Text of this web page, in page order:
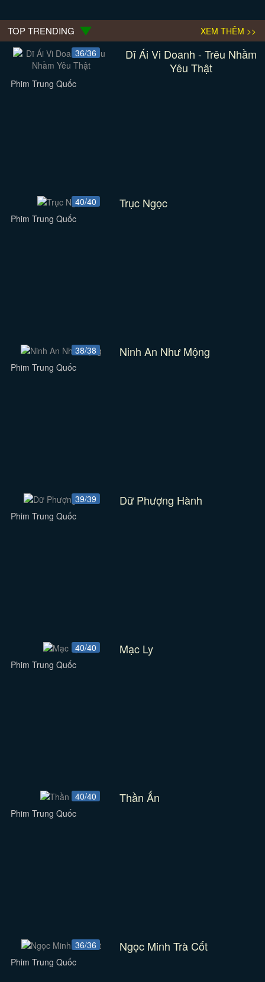
TOP TRENDING
XEM THÊM >>
36/36
Dĩ Ái Vi Doanh - Trêu Nhầm
Yêu Thật
Phim Trung Quốc
40/40 Trục Ngọc
Phim Trung Quốc
38/38 Ninh An Như Mộng
Phim Trung Quốc
39/39 Dữ Phượng Hành
Phim Trung Quốc
40/40 Mạc Ly
Phim Trung Quốc
40/40 Thần Ấn
Phim Trung Quốc
36/36 Ngọc Minh Trà Cốt
Phim Trung Quốc